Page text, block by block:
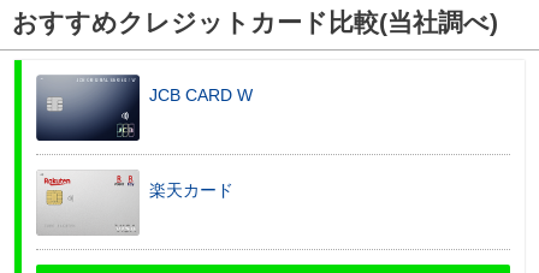
おすすめクレジットカード比較(当社調べ)
JCB CARD W
楽天カード